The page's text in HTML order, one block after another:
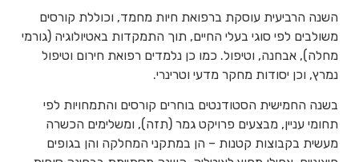
השנה הרביעית עוסקת ברפואת חיות מחמד, וכוללת קורסים
משולבים לפי סוגי בעלי החיים, תוך התמקדות באטיולוגיה (גורמי
מחלה), אבחנה, וטיפול. כמו כן נלמדים רפואת חירום וטיפול
נמרץ, וכן יסודות מחקר מדעי וטרינרי.
בשנה החמישית הסטודנטים בוחרים קורסים והתמחויות לפי
תחומי עניין, מבצעים פרויקט גמר (תזה), ומשלימים הכשרה
מעשית בקבוצות קטנות – הן במתקני המחלקה והן בגופים